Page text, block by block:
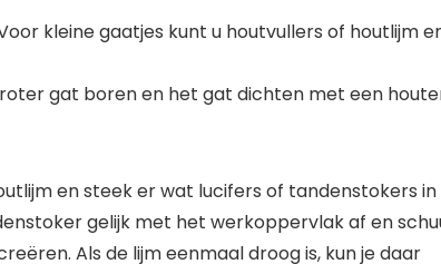
kleine gaatjes kunt u houtvullers of houtlijm
gat boren en het gat dichten met een
en steek er wat lucifers of tandenstokers in
gelijk met het werkoppervlak af en
Als de lijm eenmaal droog is, kun je daar